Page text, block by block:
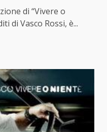
di “Vivere o
di Vasco Rossi, è...